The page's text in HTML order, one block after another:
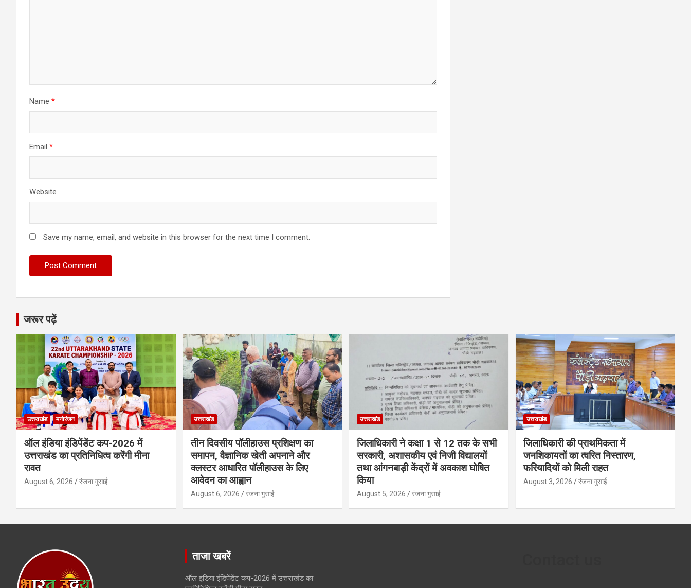
Name *
Email *
Website
Save my name, email, and website in this browser for the next time I comment.
जरूर पढ़ें
उत्तराखंड मनोरंजन
ऑल इंडिया इंडिपेंडेंट कप-2026 में
उत्तराखंड का प्रतिनिधित्व करेंगी मीना
रावत
August 6, 2026 रंजना गुसाई
उत्तराखंड
तीन दिवसीय पॉलीहाउस प्रशिक्षण का
समापन, वैज्ञानिक खेती अपनाने और
क्लस्टर आधारित पॉलीहाउस के लिए
आवेदन का आह्वान
August 6, 2026 रंजना गुसाई
उत्तराखंड
जिलाधिकारी ने कक्षा 1 से 12 तक के सभी
सरकारी, अशासकीय एवं निजी विद्यालयों
तथा आंगनबाड़ी केंद्रों में अवकाश घोषित
किया
August 5, 2026 रंजना गुसाई
उत्तराखंड
जिलाधिकारी की प्राथमिकता में
जनशिकायतों का त्वरित निस्तारण,
फरियादियों को मिली राहत
August 3, 2026 रंजना गुसाई
ताजा खबरें
ऑल इंडिया इंडिपेंडेंट कप-2026 में उत्तराखंड का